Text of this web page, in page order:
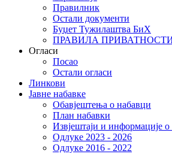
Правилник
Остали документи
Буџет Тужилаштва БиХ
ПРАВИЛА
Огласи
Посао
Остали огласи
Линкови
Јавне набавке
Обавјештења о набавци
План набавки
Извјештаји и информације
Одлуке 2023 - 2026
Одлуке 2016 - 2022